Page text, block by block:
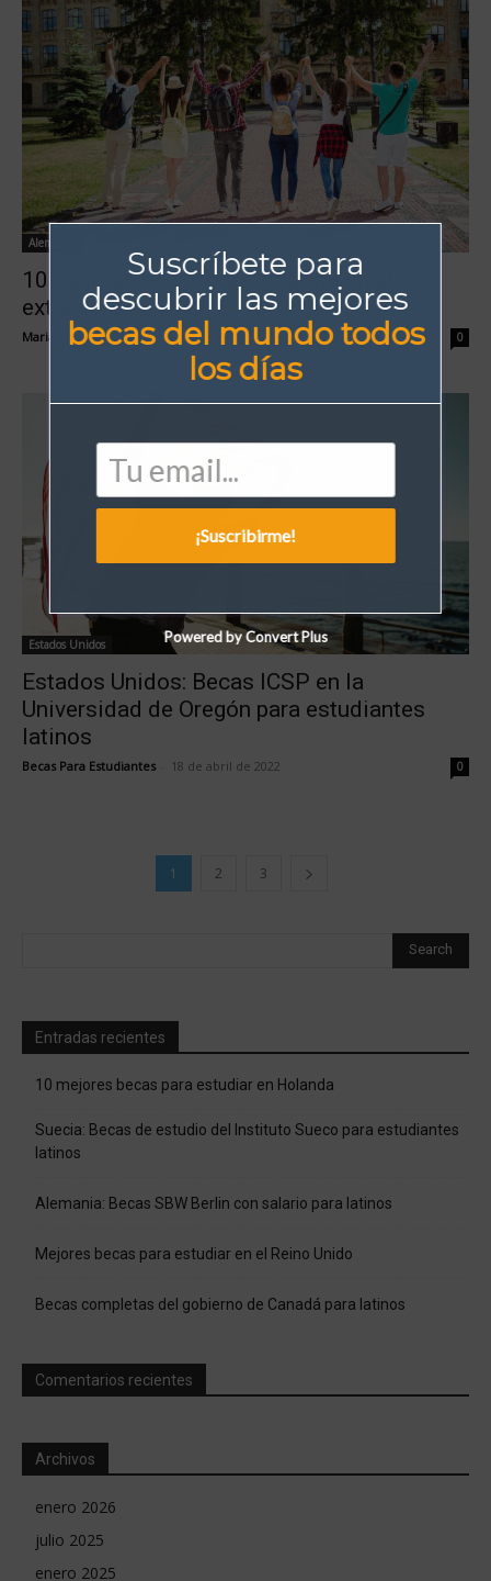
Alemania
10 mejores becas para estudiar en el
extranjero en 2022
Maria Camila Arenas - 18 de abril de 2022 0
Estados Unidos
Estados Unidos: Becas ICSP en la
Universidad de Oregón para estudiantes
latinos
Becas Para Estudiantes 18 de abril de 2022 0
1 2 3
Entradas recientes
10 mejores becas para estudiar en Holanda
Suecia: Becas de estudio del Instituto Sueco para estudiantes
latinos
Alemania: Becas SBW Berlin con salario para latinos
Mejores becas para estudiar en el Reino Unido
Becas completas del gobierno de Canadá para latinos
Comentarios recientes
Archivos
enero 2026
julio 2025
enero 2025
Suscríbete para
descubrir las mejores
becas del mundo todos
los días
¡Suscribirme!
Powered by Convert Plus